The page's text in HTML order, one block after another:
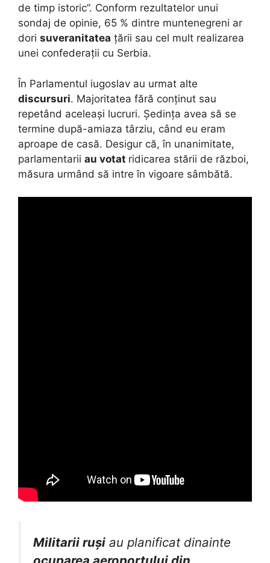
de timp istoric”. Conform rezultatelor unui
sondaj de opinie, 65 % dintre muntenegreni ar
dori suveranitatea țării sau cel mult realizarea
unei confederații cu Serbia.
În Parlamentul iugoslav au urmat alte
discursuri. Majoritatea fără conținut sau
repetând aceleași lucruri. Ședința avea să se
termine după-amiaza târziu, când eu eram
aproape de casă. Desigur că, în unanimitate,
parlamentarii au votat ridicarea stării de război,
măsura urmând să intre în vigoare sâmbătă.
Militarii ruși au planificat dinainte